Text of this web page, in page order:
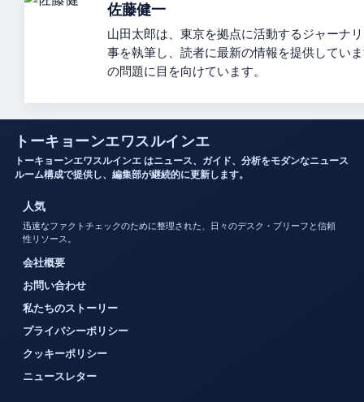
佐藤健一
山田太郎は、東京を拠点に活動するジャーナ
事を執筆し、読者に最新の情報を提供してい
の問題に目を向けています。
トーキョーンエワスルインエ
トーキョーンエワスルインエ はニュース、ガイド、分析をモダンなニュース
ルーム構成で提供し、編集部が継続的に更新します。
人気
迅速なファクトチェックのために整理された、日々のデスク・ブリーフと信頼
性リソース。
会社概要
お問い合わせ
私たちのストーリー
プライバシーポリシー
クッキーポリシー
ニュースレター